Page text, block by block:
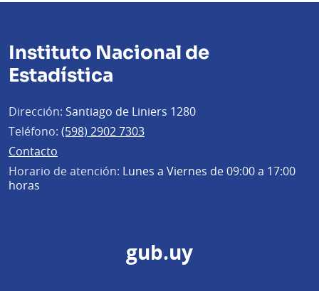
Instituto Nacional de
Estadística
Dirección: Santiago de Liniers 1280
Teléfono: (598) 2902 7303
Contacto
Horario de atención: Lunes a Viernes de 09:00 a 17:00
horas
gub.uy